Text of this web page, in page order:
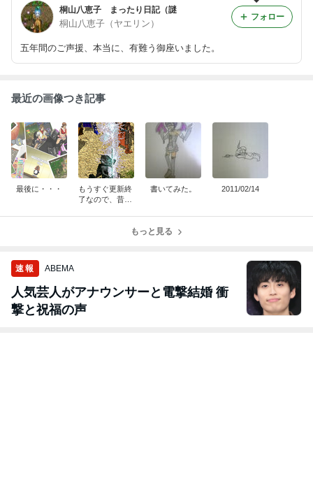
桐山八恵子 まったり日記（謎
桐山八恵子（ヤエリン）
五年間のご声援、本当に、有難う御座いました。
フォロー
最近の画像つき記事
最後に・・・
もうすぐ更新終
了なので、昔の
書いてみた。 2011/02/14
もっと見る
速報 ABEMA
人気芸人がアナウンサーと電撃結婚 衝
撃と祝福の声